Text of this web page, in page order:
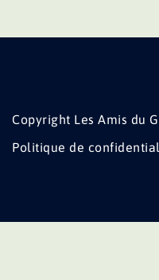
Copyright Les Amis du
Politique de